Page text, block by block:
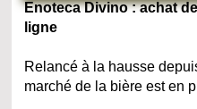
Enoteca Divino : achat
ligne
Relancé à la hausse
marché de la bière est en